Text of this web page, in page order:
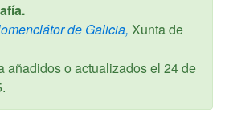
de Galicia, Xunta de
añadidos o actualizados el 24 de
.